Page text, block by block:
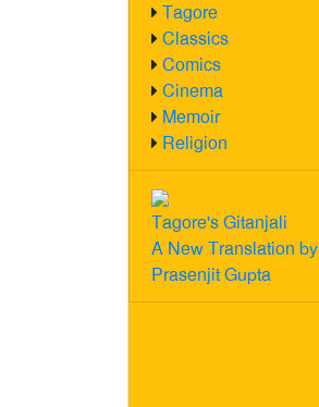
Tagore
Classics
Comics
Cinema
Memoir
Religion
Tagore's Gitanjali
A New Translation by
Prasenjit Gupta